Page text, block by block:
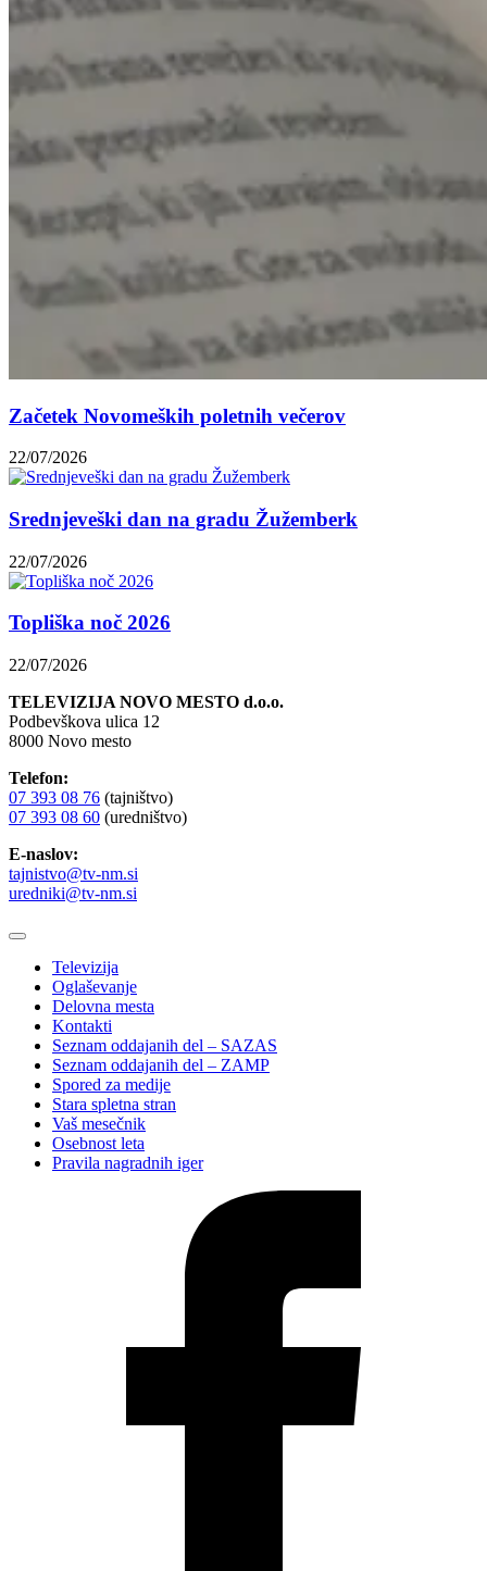
Začetek Novomeških poletnih večerov
22/07/2026
Srednjeveški dan na gradu Žužemberk
22/07/2026
Topliška noč 2026
22/07/2026
TELEVIZIJA NOVO MESTO d.o.o.
Podbevškova ulica 12
8000 Novo mesto
Telefon:
07 393 08 76 (tajništvo)
07 393 08 60 (uredništvo)
E-naslov:
tajnistvo@tv-nm.si
uredniki@tv-nm.si
Televizija
Oglaševanje
Delovna mesta
Kontakti
Seznam oddajanih del – SAZAS
Seznam oddajanih del – ZAMP
Spored za medije
Stara spletna stran
Vaš mesečnik
Osebnost leta
Pravila nagradnih iger